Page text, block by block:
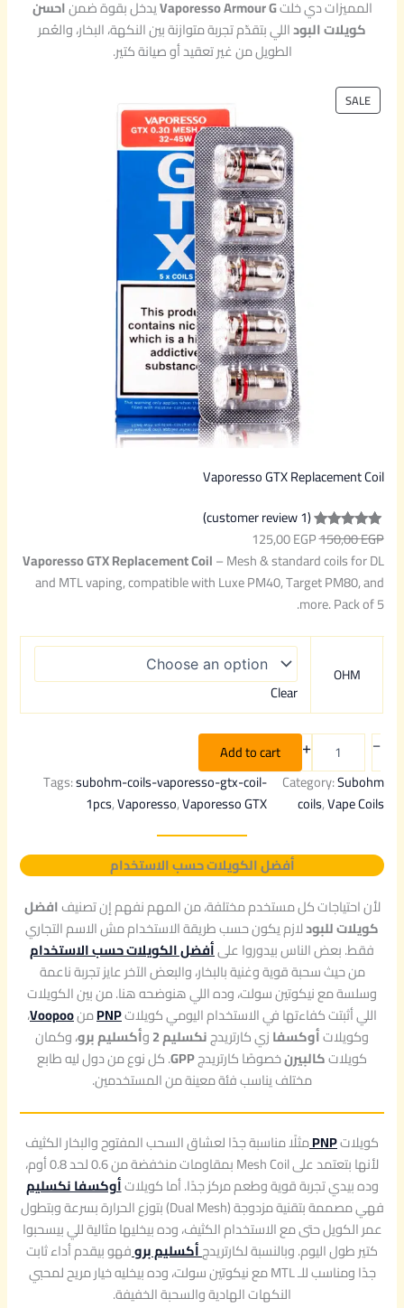
المميزات دي خلتVaporesso Armour Gيدخل بقوة ضمناحسن
كويلات البوداللي بتقدّم تجربة متوازنة بين النكهة، البخار، والعُمر
الطويل من غير تعقيد أو صيانة كتير.
SALE
P
R
Vaporesso GTX Replacement Coil
Rated5.00
out of 5
based on
1
customer
(1 customer review)
150,00EGP
125,00EGP
Vaporesso GTX Replacement Coil– Mesh & standard coils for DL
and MTL vaping, compatible with Luxe PM40, Target PM80, and
more. Pack of 5.
OHM
Clear
–
+
Add to cart
Category:Subohm
coils, Vape Coils
Tags:subohm-coils-vaporesso-gtx-coil-
1pcs, Vaporesso, Vaporesso GTX
أفضل الكويلات حسب الاستخدام
لأن احتياجات كل مستخدم مختلفة، من المهم نفهم إن تصنيفافضل
كويلات للبودلازم يكون حسب طريقة الاستخدام مش الاسم التجاري
فقط. بعض الناس بيدوروا علىأفضل الكويلات حسب الاستخدام
من حيث سحبة قوية وغنية بالبخار، والبعض الآخر عايز تجربة ناعمة
وسلسة مع نيكوتين سولت، وده اللي هنوضحه هنا. من بين الكويلات
اللي أثبتت كفاءتها في الاستخدام اليومي كويلاتPNPمنVoopoo،
وكويلاتأوكسفازي كارتريدجنكسليم 2 وأكسليم برو، وكمان
كويلاتكالبيرنخصوصًا كارتريدجGPP. كل نوع من دول ليه طابع
مختلف يناسب فئة معينة من المستخدمين.
كويلاتPNPمثلًا مناسبة جدًا لعشاق السحب المفتوح والبخار الكثيف
لأنها بتعتمد على Mesh Coil بمقاومات منخفضة من 0.6 لحد 0.8 أوم،
وده بيدي تجربة قوية وطعم مركز جدًا. أما كويلاتأوكسفا نكسليم
فهي مصممة بتقنية مزدوجة (Dual Mesh) بتوزع الحرارة بسرعة وبتطول
عمر الكويل حتى مع الاستخدام الكثيف، وده بيخليها مثالية للي بيسحبوا
كتير طول اليوم. وبالنسبة لكارتريدجأكسليم بروفهو بيقدم أداء ثابت
جدًا ومناسب للـ MTL مع نيكوتين سولت، وده بيخليه خيار مريح لمحبي
النكهات الهادية والسحبة الخفيفة.